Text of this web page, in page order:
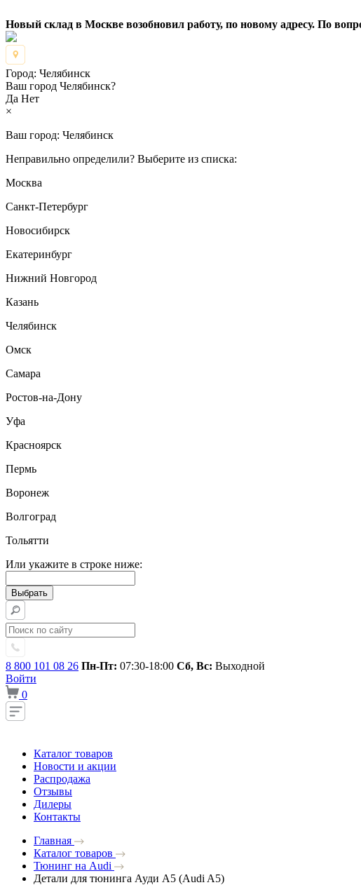
Новый склад в Москве возобновил работу, по новому адресу. По
Город: Челябинск
Ваш город Челябинск?
Да Нет
×
Ваш город: Челябинск
Неправильно определили? Выберите из списка:
Москва
Санкт-Петербург
Новосибирск
Екатеринбург
Нижний Новгород
Казань
Челябинск
Омск
Самара
Ростов-на-Дону
Уфа
Красноярск
Пермь
Воронеж
Волгоград
Тольятти
Или укажите в строке ниже:
8 800 101 08 26 Пн-Пт: 07:30-18:00 Сб, Вс: Выходной
Войти
0
Каталог товаров
Новости и акции
Распродажа
Отзывы
Дилеры
Контакты
Главная
Каталог товаров
Тюнинг на Audi
Детали для тюнинга Ауди A5 (Audi A5)